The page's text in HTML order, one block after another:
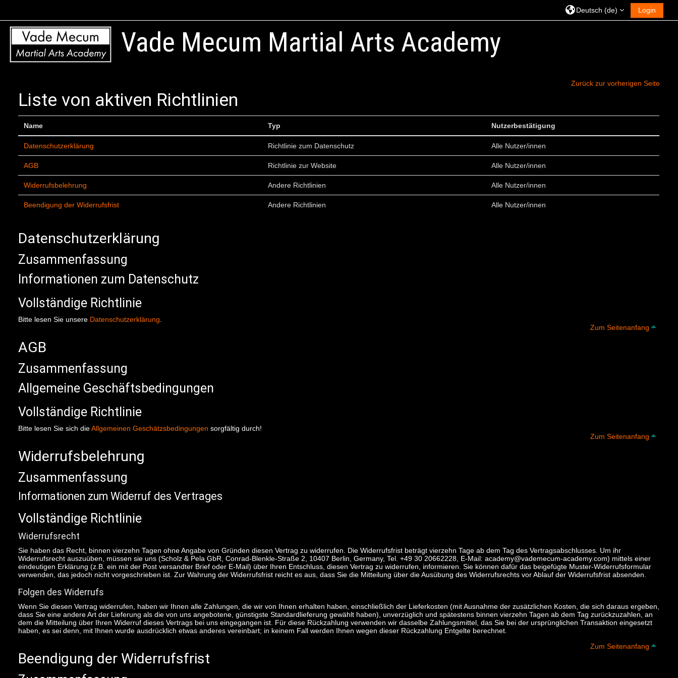
Deutsch ‎(de)‎
Login
Vade Mecum Martial Arts Academy
Zurück zur vorherigen Seite
Liste von aktiven Richtlinien
Name Typ Nutzerbestätigung
Datenschutzerklärung Richtlinie zum Datenschutz Alle Nutzer/innen
AGB Richtlinie zur Website Alle Nutzer/innen
Widerrufsbelehrung Andere Richtlinien Alle Nutzer/innen
Beendigung der Widerrufsfrist Andere Richtlinien Alle Nutzer/innen
Datenschutzerklärung
Zusammenfassung
Informationen zum Datenschutz
Vollständige Richtlinie
Bitte lesen Sie unsere Datenschutzerklärung
Zum Seitenanfang
AGB
Zusammenfassung
Allgemeine Geschäftsbedingungen
Vollständige Richtlinie
Bitte lesen Sie sich dieAllgemeinen Geschätzsbedingungen sorgfältig durch!
Zum Seitenanfang
Widerrufsbelehrung
Zusammenfassung
Informationen zum Widerruf des Vertrages
Vollständige Richtlinie
Widerrufsrecht
Sie haben das Recht, binnen vierzehn Tagen ohne Angabe von Gründen diesen Vertrag zu widerrufen. Die Widerrufsfrist beträgt vierzehn Tage ab dem Tag des Vertragsabschlusses. Um ihr
Widerrufsrecht auszuüben, müssen sie uns (Scholz & Pela GbR, Conrad-Blenkle-Straße 2, 10407 Berlin, Germany, Tel. +49 30 20662228, E-Mail: academy@vademecum-academy.com) mittels einer
eindeutigen Erklärung (z.B. ein mit der Post versandter Brief oder E-Mail) über Ihren Entschluss, diesen Vertrag zu widerrufen, informieren. Sie können dafür das beigefügte Muster-Widerrufsformular
verwenden, das jedoch nicht vorgeschrieben ist. Zur Wahrung der Widerrufsfrist reicht es aus, dass Sie die Mitteilung über die Ausübung des Widerrufsrechts vor Ablauf der Widerrufsfrist absenden.
Folgen des Widerrufs
Wenn Sie diesen Vertrag widerrufen, haben wir Ihnen alle Zahlungen, die wir von Ihnen erhalten haben, einschließlich der Lieferkosten (mit Ausnahme der zusätzlichen Kosten, die sich daraus ergeben,
dass Sie eine andere Art der Lieferung als die von uns angebotene, günstigste Standardlieferung gewählt haben), unverzüglich und spätestens binnen vierzehn Tagen ab dem Tag zurückzuzahlen, an
dem die Mitteilung über Ihren Widerruf dieses Vertrags bei uns eingegangen ist. Für diese Rückzahlung verwenden wir dasselbe Zahlungsmittel, das Sie bei der ursprünglichen Transaktion eingesetzt
haben, es sei denn, mit Ihnen wurde ausdrücklich etwas anderes vereinbart; in keinem Fall werden Ihnen wegen dieser Rückzahlung Entgelte berechnet.
Zum Seitenanfang
Beendigung der Widerrufsfrist